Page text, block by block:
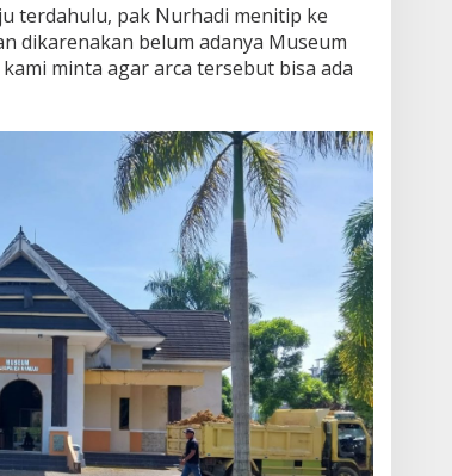
terdahulu, pak Nurhadi menitip ke
dikarenakan belum adanya Museum
minta agar arca tersebut bisa ada